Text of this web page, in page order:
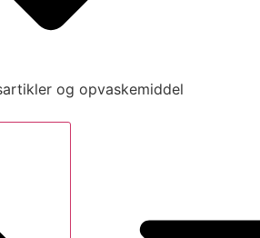
og opvaskemiddel